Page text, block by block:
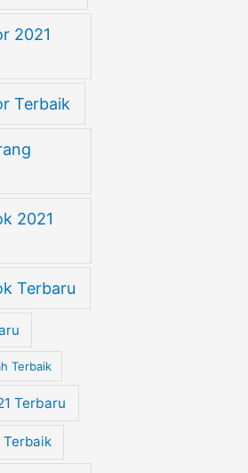
2021
Terbaik
2021
Terbaru
Terbaik
Terbaru
Terbaik